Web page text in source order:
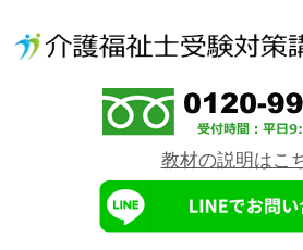
教材の説明はこ